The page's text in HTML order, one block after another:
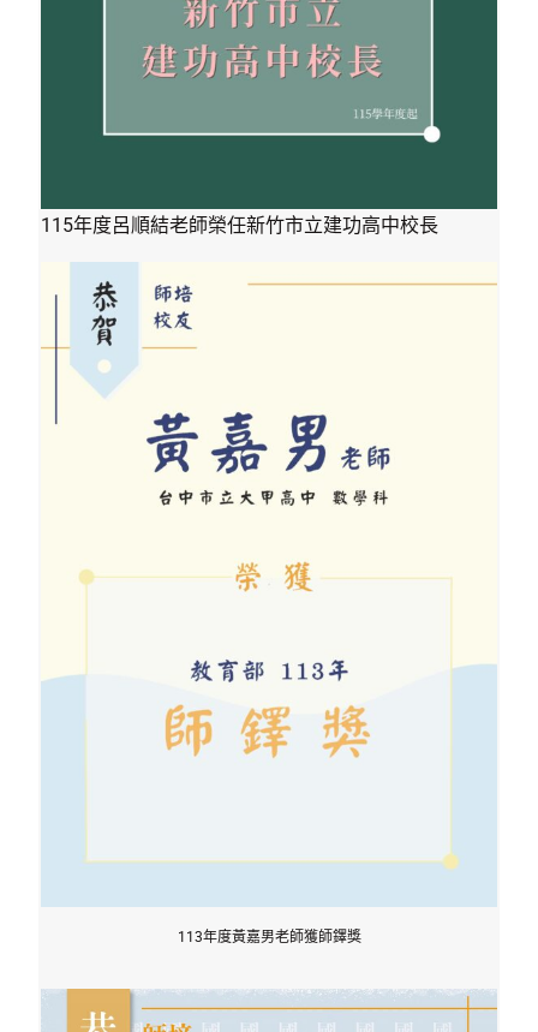
115年度呂順結老師榮任新竹市立建功高中校長
113年度黃嘉男老師獲師鐸獎